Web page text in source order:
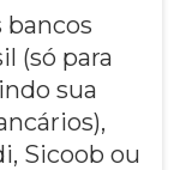
bancos
(só para
sua
Sicoob ou